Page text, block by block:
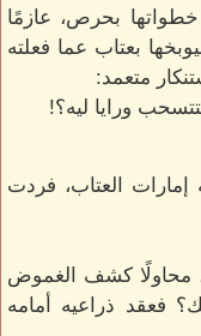
خطواتها بحرص، عازمًا
بعتاب عما فعلته
متعمد:
ورايا ليه؟!
إمارات العتاب، فردت
محاولًا كشف الغموض
فعقد ذراعيه أمامه